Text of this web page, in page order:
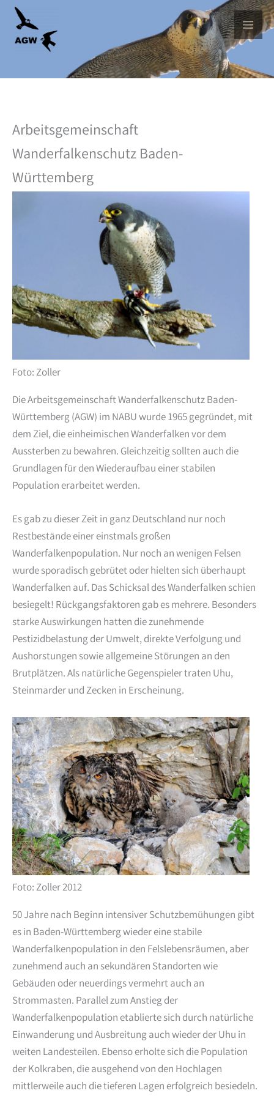
Skip
content
Arbeitsgemeinschaft
Wanderfalkenschutz Baden-
Württemberg
Foto: Zoller
Die Arbeitsgemeinschaft Wanderfalkenschutz Baden-
Württemberg (AGW) im NABU wurde 1965 gegründet, mit
dem Ziel, die einheimischen Wanderfalken vor dem
Aussterben zu bewahren. Gleichzeitig sollten auch die
Grundlagen für den Wiederaufbau einer stabilen
Population erarbeitet werden.
Es gab zu dieser Zeit in ganz Deutschland nur noch
Restbestände einer einstmals großen
Wanderfalkenpopulation. Nur noch an wenigen Felsen
wurde sporadisch gebrütet oder hielten sich überhaupt
Wanderfalken auf. Das Schicksal des Wanderfalken schien
besiegelt! Rückgangsfaktoren gab es mehrere. Besonders
starke Auswirkungen hatten die zunehmende
Pestizidbelastung der Umwelt, direkte Verfolgung und
Aushorstungen sowie allgemeine Störungen an den
Brutplätzen. Als natürliche Gegenspieler traten Uhu,
Steinmarder und Zecken in Erscheinung.
Foto: Zoller 2012
50 Jahre nach Beginn intensiver Schutzbemühungen gibt
es in Baden-Württemberg wieder eine stabile
Wanderfalkenpopulation in den Felslebensräumen, aber
zunehmend auch an sekundären Standorten wie
Gebäuden oder neuerdings vermehrt auch an
Strommasten. Parallel zum Anstieg der
Wanderfalkenpopulation etablierte sich durch natürliche
Einwanderung und Ausbreitung auch wieder der Uhu in
weiten Landesteilen. Ebenso erholte sich die Population
der Kolkraben, die ausgehend von den Hochlagen
mittlerweile auch die tieferen Lagen erfolgreich besiedeln.